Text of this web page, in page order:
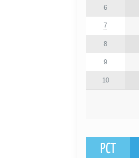
6
7
8
9
10
PCT